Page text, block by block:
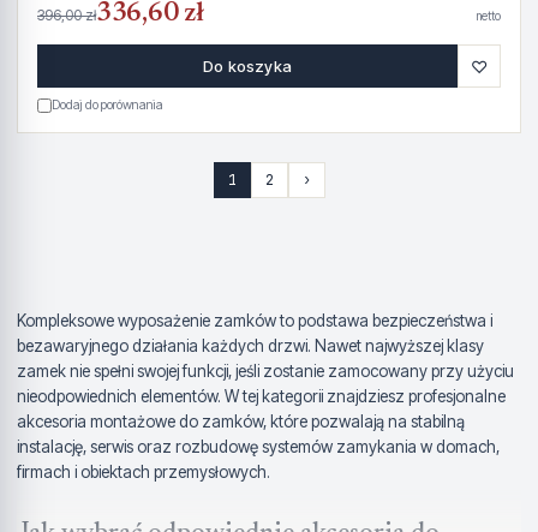
396,00 zł336,60 zł netto
Do koszyka ♡
Dodaj do porównania
1 2 ›
Kompleksowe wyposażenie zamków to podstawa bezpieczeństwa i
bezawaryjnego działania każdych drzwi. Nawet najwyższej klasy
zamek nie spełni swojej funkcji, jeśli zostanie zamocowany przy użyciu
nieodpowiednich elementów. W tej kategorii znajdziesz profesjonalne
akcesoria montażowe do zamków, które pozwalają na stabilną
instalację, serwis oraz rozbudowę systemów zamykania w domach,
firmach i obiektach przemysłowych.